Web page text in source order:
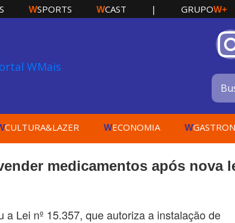
WSPORTS WCAST | GRUPOW+
CULTURA&LAZER WECONOMIA W
medicamentos após nova
Lei nº 15.357, que autoriza a instalação de